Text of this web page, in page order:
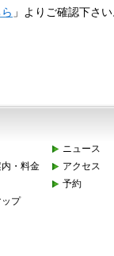
」よりご確認下さ
ニュース
・料金
アクセス
予約
プ